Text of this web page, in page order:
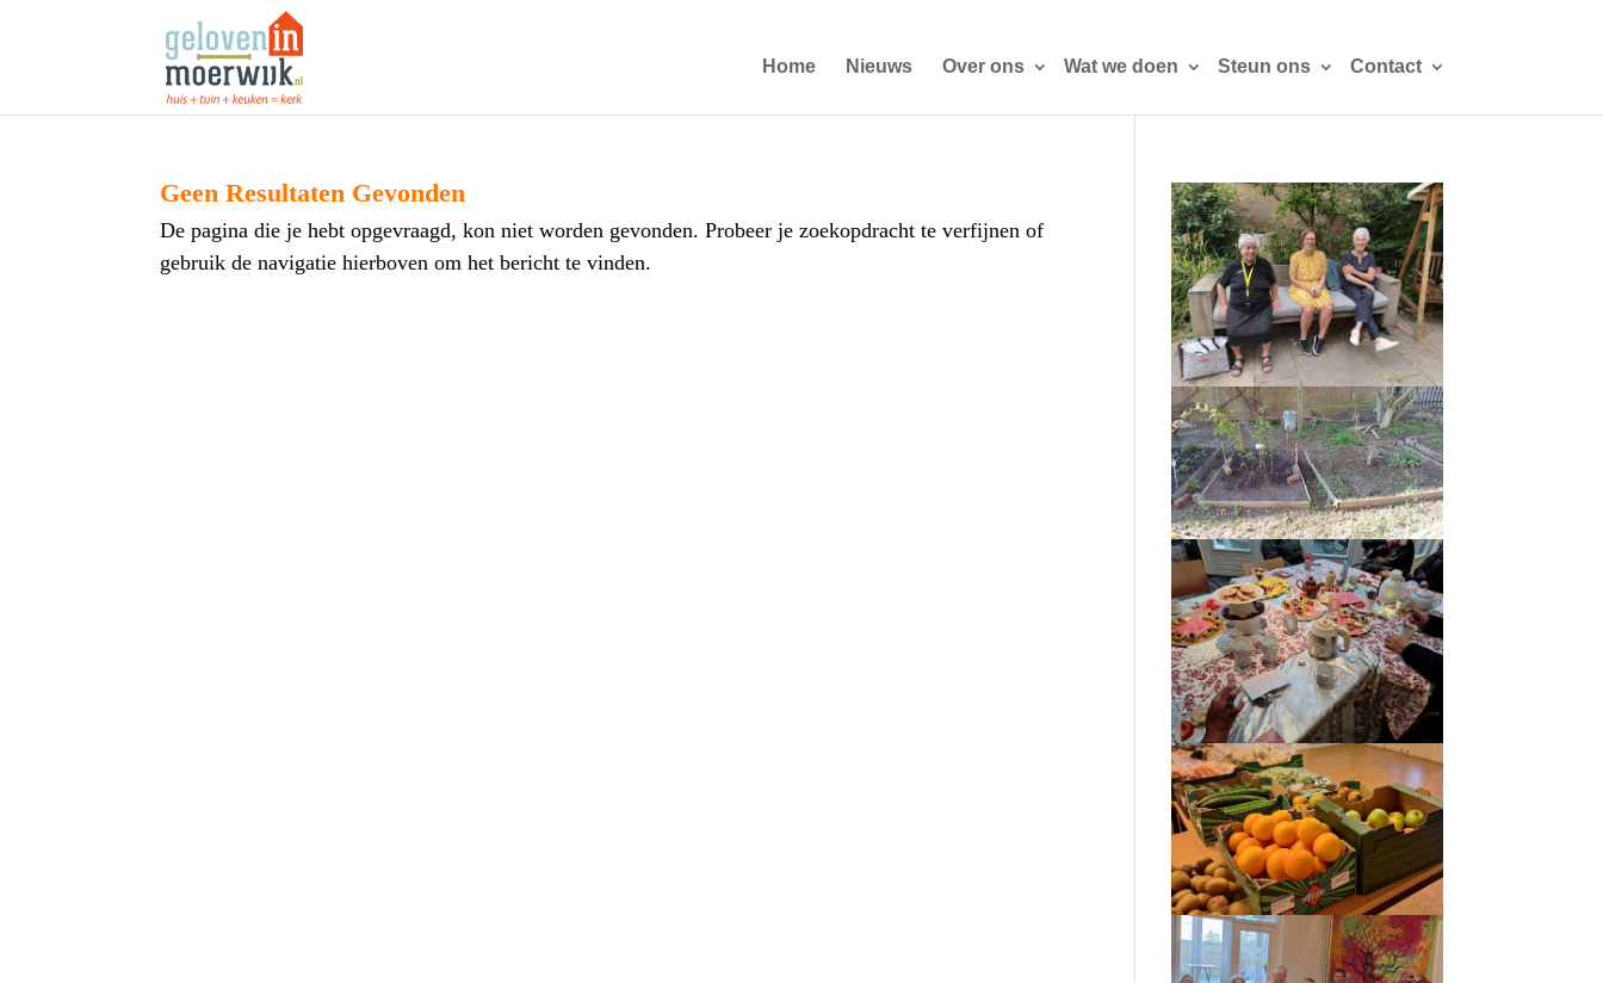
Home Nieuws Over ons Wat we doen Steun ons Contact
Geen Resultaten Gevonden
De pagina die je hebt opgevraagd, kon niet worden gevonden. Probeer je zoekopdracht te verfijnen of
gebruik de navigatie hierboven om het bericht te vinden.